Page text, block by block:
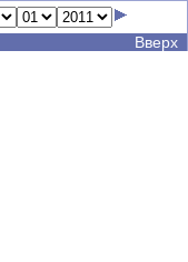
Вверх